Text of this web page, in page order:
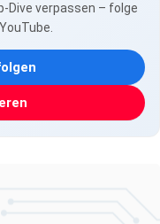
Dive verpassen – folge